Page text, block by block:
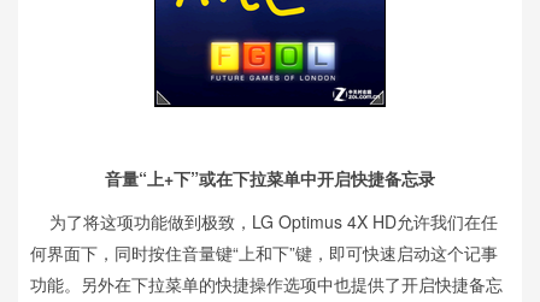
音量“上+下”或在下拉菜单中开启快捷备忘录
为了将这项功能做到极致，LG Optimus 4X HD允许我们在任
何界面下，同时按住音量键“上和下”键，即可快速启动这个记事
功能。另外在下拉菜单的快捷操作选项中也提供了开启快捷备忘